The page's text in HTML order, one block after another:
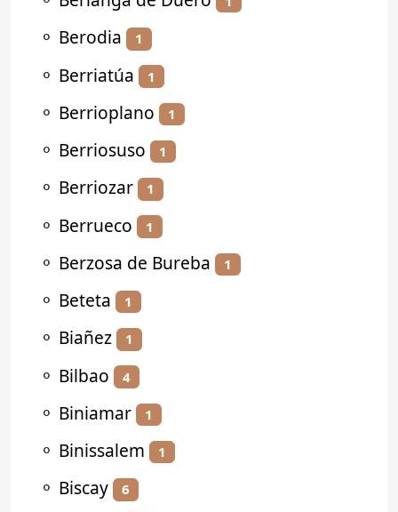
⚬ Berodia 1
⚬ Berriatúa 1
⚬ Berrioplano 1
⚬ Berriosuso 1
⚬ Berriozar 1
⚬ Berrueco 1
⚬ Berzosa de Bureba 1
⚬ Beteta 1
⚬ Biañez 1
⚬ Bilbao 4
⚬ Biniamar 1
⚬ Binissalem 1
⚬ Biscay 6